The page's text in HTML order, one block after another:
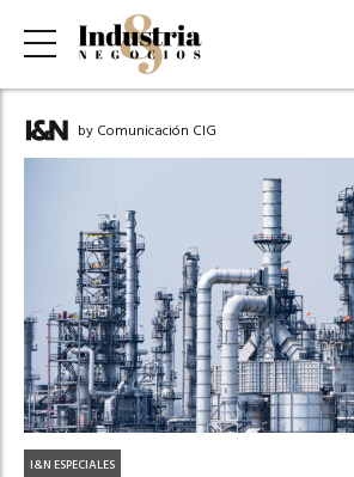
by Comunicación CIG
I&N ESPECIALES